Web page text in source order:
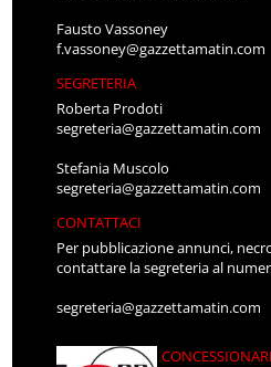
Fausto Vassoney
f.vassoney@gazzettamatin.com
SEGRETERIA
Roberta Prodoti
segreteria@gazzettamatin.com
Stefania Muscolo
segreteria@gazzettamatin.com
CONTATTACI
Per pubblicazione annunci,
contattare la segreteria al
segreteria@gazzettamatin.com